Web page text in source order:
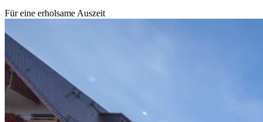
Für eine erholsame Auszeit